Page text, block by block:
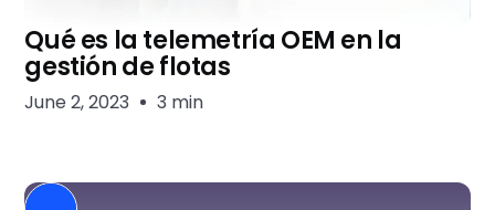
Qué es la telemetría OEM en la
gestión de flotas
June 2, 2023 3 min